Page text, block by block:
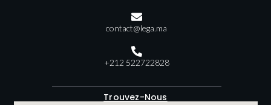
contact@lega.ma
+212 522722828
Trouvez-Nous